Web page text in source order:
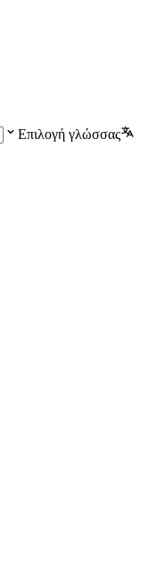
Επιλογή γλώσσας